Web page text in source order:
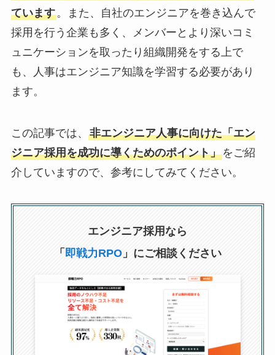
ています。また、自社のエンジニアを巻き込んで
採用を行う企業も多く、メンバーとより深いコミ
ュニケーションを取ったり組織開発をする上で
も、人事はエンジニア知識を学習する必要があり
ます。
この記事では、 非エンジニア人事に向けた「エン
ジニア採用を成功に導くためのポイント」をご紹
介していますので、参考にしてみてください。
エンジニア採用なら
「 即戦力RPO」にご相談ください